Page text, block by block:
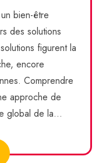
bien-être
des solutions
figurent la
encore
Comprendre
approche de
global de la...